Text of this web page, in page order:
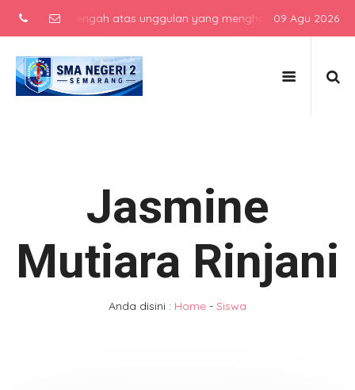
menengah atas unggulan yang menghasilkan lulusan
09 Agu 2026
Jasmine
Mutiara Rinjani
Anda disini : Home - Siswa